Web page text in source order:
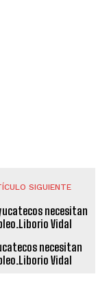
SIGUIENTE
necesitan
Vidal